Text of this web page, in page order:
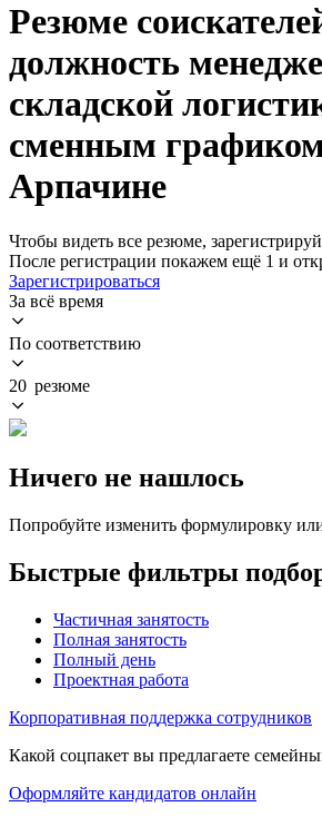
Резюме
должность
складской
сменным
Арпачине
Чтобы видеть все резюме,
После регистрации покажем ещё 1 и
Зарегистрироваться
За всё время
По соответствию
20 резюме
Ничего не нашлось
Попробуйте изменить формулировку
Быстрые фильтры
Частичная занятость
Полная занятость
Полный день
Проектная работа
Корпоративная поддержка сотрудников
Какой соцпакет вы предлагаете
Оформляйте кандидатов онлайн